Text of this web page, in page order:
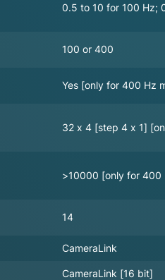
0.5 to 10 for 100 Hz;
100 or 400
Yes [only for 400 Hz
32 x 4 [step 4 x 1]
>10000 [only for 400
14
CameraLink
CameraLink [16 bit]